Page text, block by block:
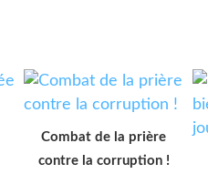
Combat de la prière
contre la corruption !